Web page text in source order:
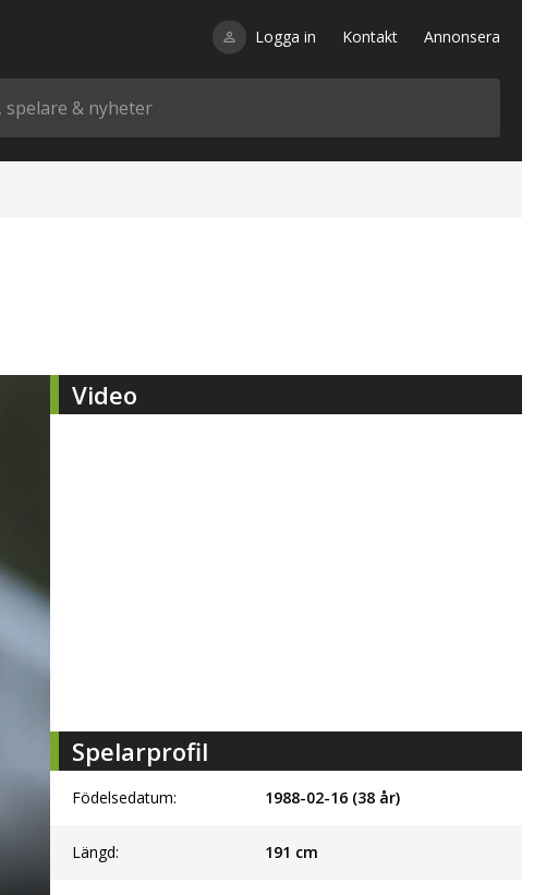
Logga in Kontakt Annonsera
Video
Spelarprofil
Födelsedatum: 1988-02-16 (38 år)
Längd: 191 cm